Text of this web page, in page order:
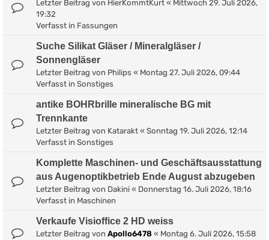
Letzter Beitrag von HierKommtKurt « Mittwoch 29. Juli 2026,
19:32
Verfasst in Fassungen
Suche Silikat Gläser / Mineralgläser /
Sonnengläser
Letzter Beitrag von Philips « Montag 27. Juli 2026, 09:44
Verfasst in Sonstiges
antike BOHRbrille mineralische BG mit
Trennkante
Letzter Beitrag von Katarakt « Sonntag 19. Juli 2026, 12:14
Verfasst in Sonstiges
Komplette Maschinen- und Geschäftsausstattung
aus Augenoptikbetrieb Ende August abzugeben
Letzter Beitrag von Dakini « Donnerstag 16. Juli 2026, 18:16
Verfasst in Maschinen
Verkaufe Visioffice 2 HD weiss
Letzter Beitrag von Apollo6478 « Montag 6. Juli 2026, 15:58